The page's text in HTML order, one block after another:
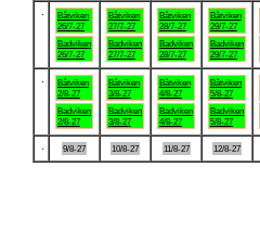
Båtviken
26/7-27
Badviken
26/7-27
Båtviken
27/7-27
Badviken
27/7-27
Båtviken
28/7-27
Badviken
28/7-27
Båtviken
29/7-27
Badviken
29/7-27
Båtviken
2/8-27
Badviken
2/8-27
Båtviken
3/8-27
Badviken
3/8-27
Båtviken
4/8-27
Badviken
4/8-27
Båtviken
5/8-27
Badviken
5/8-27
9/8-27 10/8-27 11/8-27 12/8-27